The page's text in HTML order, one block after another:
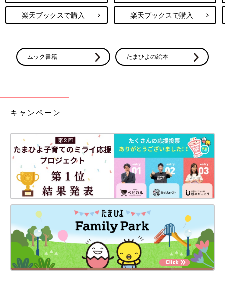
楽天ブックスで購入 楽天ブックスで購入
ムック書籍 たまひよの絵本
キャンペーン